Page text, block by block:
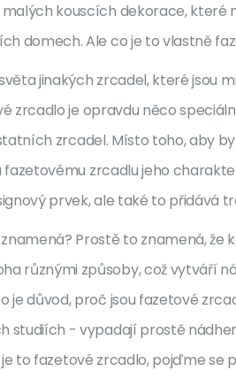
kouscích dekorace, které
domech. Ale co je to vlastně
jinakých zrcadel, které jsou
zrcadlo je opravdu něco
zrcadel. Místo toho, aby
fazetovému zrcadlu jeho
prvek, ale také to přidává
Prostě to znamená, že
různými způsoby, což vytváří
je důvod, proč jsou fazetové
studiích - vypadají prostě
je to fazetové zrcadlo, pojďme se